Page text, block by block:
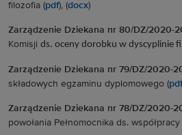
filozofia (pdf), (docx)
Zarządzenie Dziekana nr 80/DZ/2020-
Komisji ds. oceny dorobku w dyscyplinie
Zarządzenie Dziekana nr 79/DZ/2020-
składowych egzaminu dyplomowego (pdf
Zarządzenie Dziekana nr 78/DZ/2020-
powołania Pełnomocnika ds.